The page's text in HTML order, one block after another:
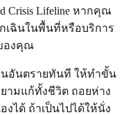
Crisis Lifeline หากคุณ
กเฉินในพื้นที่หรือบริการ
องคุณ
อันตรายทันที ให้ทำขั้น
ามแก้ทั้งชีวิต ถอยห่าง
ได้ ถ้าเป็นไปได้ให้นั่ง